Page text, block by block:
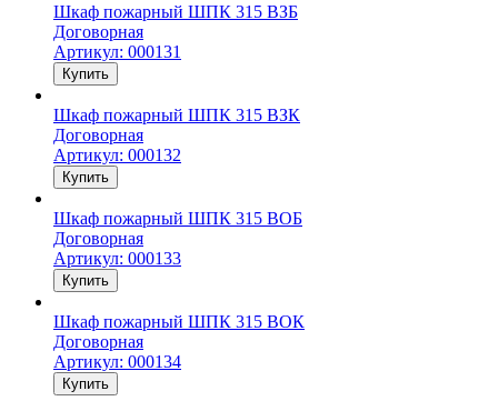
Шкаф пожарный ШПК 315 ВЗБ
Договорная
Артикул: 000131
Купить
Шкаф пожарный ШПК 315 ВЗК
Договорная
Артикул: 000132
Купить
Шкаф пожарный ШПК 315 ВОБ
Договорная
Артикул: 000133
Купить
Шкаф пожарный ШПК 315 ВОК
Договорная
Артикул: 000134
Купить